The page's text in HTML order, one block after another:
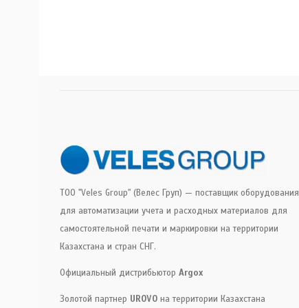
ТОО "Veles Group" (Велес Груп) — поставщик оборудования
для автоматизации учета и расходных материалов для
самостоятельной печати и маркировки на территории
Казахстана и стран СНГ.
Официальный дистрибьютор Argox
Золотой партнер UROVO на территории Казахстана